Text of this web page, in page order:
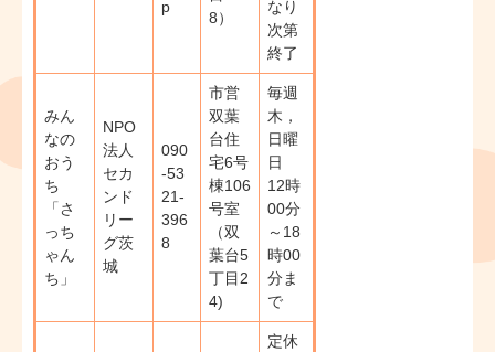
p
8）
なり
次第
終了
みん
なの
おう
ち
「さ
っち
ゃん
ち」
NPO
法人
セカ
ンド
リー
グ茨
城
090
-53
21-
396
8
市営
双葉
台住
宅6号
棟106
号室
（双
葉台5
丁目2
4)
毎週
木，
日曜
日
12時
00分
～18
時00
分ま
で
定休